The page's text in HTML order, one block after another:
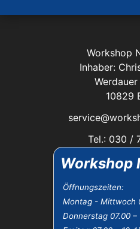
Workshop
Öffnungszeiten:
Montag - Mittwoch
Donnerstag 07.00 –
Workshop
Inhaber:
Werdauer
10829
Tel.: 030 /
Das